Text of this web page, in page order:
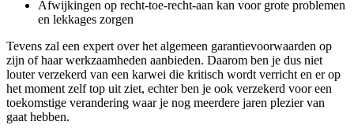
Afwijkingen op recht-toe-recht-aan kan voor grote problemen
en lekkages zorgen
Tevens zal een expert over het algemeen garantievoorwaarden op
zijn of haar werkzaamheden aanbieden. Daarom ben je dus niet
louter verzekerd van een karwei die kritisch wordt verricht en er op
het moment zelf top uit ziet, echter ben je ook verzekerd voor een
toekomstige verandering waar je nog meerdere jaren plezier van
gaat hebben.